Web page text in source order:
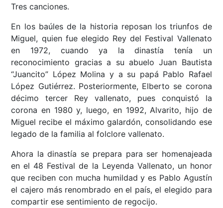
Tres canciones.
En los baúles de la historia reposan los triunfos de
Miguel, quien fue elegido Rey del Festival Vallenato
en 1972, cuando ya la dinastía tenía un
reconocimiento gracias a su abuelo Juan Bautista
“Juancito” López Molina y a su papá Pablo Rafael
López Gutiérrez. Posteriormente, Elberto se corona
décimo tercer Rey vallenato, pues conquistó la
corona en 1980 y, luego, en 1992, Alvarito, hijo de
Miguel recibe el máximo galardón, consolidando ese
legado de la familia al folclore vallenato.
Ahora la dinastía se prepara para ser homenajeada
en el 48 Festival de la Leyenda Vallenato, un honor
que reciben con mucha humildad y es Pablo Agustín
el cajero más renombrado en el país, el elegido para
compartir ese sentimiento de regocijo.